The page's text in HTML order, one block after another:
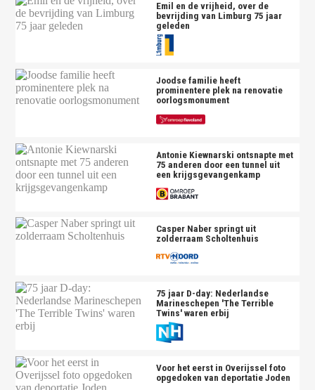
Emil en de vrijheid, over de
bevrijding van Limburg 75 jaar
geleden
Joodse familie heeft
prominentere plek na renovatie
oorlogsmonument
Antonie Kiewnarski ontsnapte met
75 anderen door een tunnel uit
een krijgsgevangenkamp
Casper Naber springt uit
zolderraam Scholtenhuis
75 jaar D-day: Nederlandse
Marineschepen 'The Terrible
Twins' waren erbij
Voor het eerst in Overijssel foto
opgedoken van deportatie Joden